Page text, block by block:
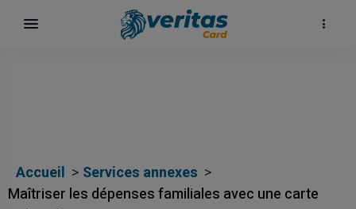
Accueil
Services annexes
Maîtriser les dépenses familiales avec une carte